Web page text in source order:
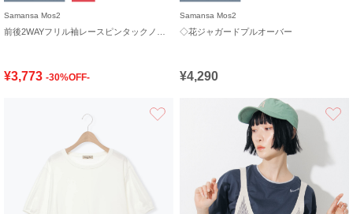
Samansa Mos2
¥3,773 -30%OFF-
Samansa Mos2
◇花ジャガードプルオーバー
¥4,290